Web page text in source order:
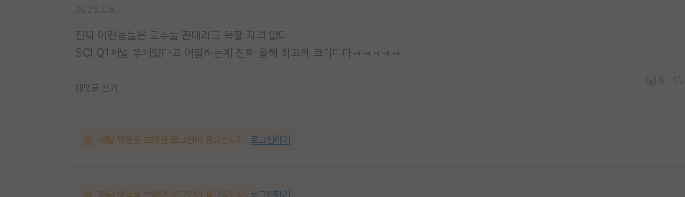
진짜 이런놈들은 교수들 꼰대라고 욕할 자격 없다
SCI Q1저널 두개있다고 어필하는게 진짜 올해 최고의 코미디다ㅋㅋㅋㅋㅋ
대댓글 쓰기
해당 댓글을 보려면 로그인이 필요합니다. 로그인하기
해당 댓글을 보려면 로그인이 필요합니다. 로그인하기